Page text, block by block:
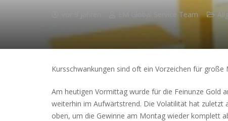
EM Global Service Team
Kursschwankungen sind oft ein Vorzeichen für
Am heutigen Vormittag wurde für die Feinunze Gold
weiterhin im Aufwärtstrend. Die Volatilität hat zuletzt
oben, um die Gewinne am Montag wieder komplett